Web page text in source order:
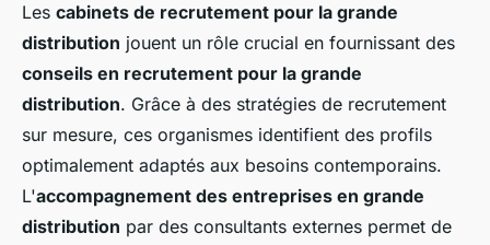
Les cabinets de recrutement pour la grande
distribution jouent un rôle crucial en fournissant des
conseils en recrutement pour la grande
distribution. Grâce à des stratégies de recrutement
sur mesure, ces organismes identifient des profils
optimalement adaptés aux besoins contemporains.
L'accompagnement des entreprises en grande
distribution par des consultants externes permet de